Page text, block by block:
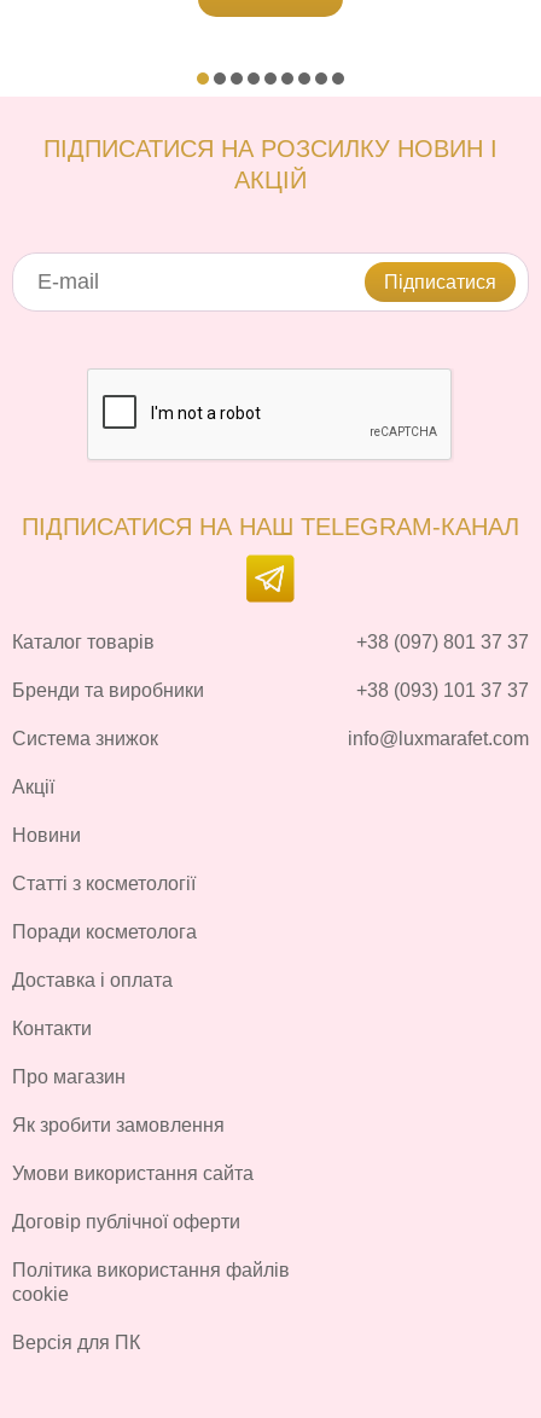
ПІДПИСАТИСЯ НА РОЗСИЛКУ НОВИН І
АКЦІЙ
Підписатися
ПІДПИСАТИСЯ НА НАШ TELEGRAM-КАНАЛ
Каталог товарів
Бренди та виробники
Система знижок
Акції
Новини
Статті з косметології
Поради косметолога
Доставка і оплата
Контакти
Про магазин
Як зробити замовлення
Умови використання сайта
Договір публічної оферти
Політика використання файлів
cookie
Версія для ПК
+38 (097) 801 37 37
+38 (093) 101 37 37
info@luxmarafet.com